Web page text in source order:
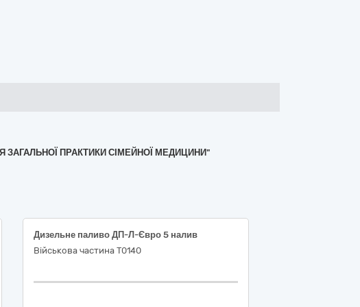
ЗАГАЛЬНОЇ ПРАКТИКИ СІМЕЙНОЇ МЕДИЦИНИ"
Дизельне паливо ДП-Л-Євро 5 налив
Військова частина Т0140